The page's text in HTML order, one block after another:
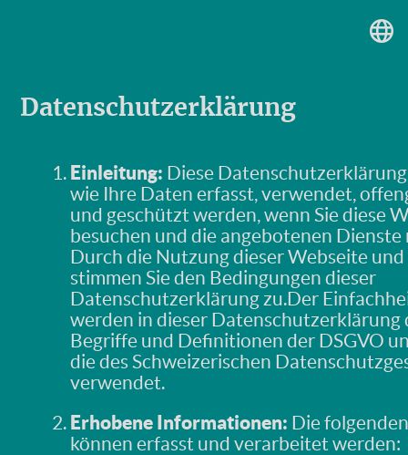
Datenschutzerklärung
Einleitung: Diese
wie Ihre Daten erfasst, verwendet,
und geschützt werden, wenn Sie diese
besuchen und die angebotenen Dienste
Durch die Nutzung dieser Webseite
stimmen Sie den Bedingungen dieser
Datenschutzerklärung zu.Der
werden in dieser Datenschutzerklärung
Begriffe und Definitionen der DSGVO
die des Schweizerischen
verwendet.
Erhobene Informationen: Die
können erfasst und verarbeitet werden: